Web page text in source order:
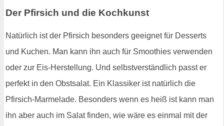
Der Pfirsich und die Kochkunst
Natürlich ist der Pfirsich besonders geeignet für Desserts
und Kuchen. Man kann ihn auch für Smoothies verwenden
oder zur Eis-Herstellung. Und selbstverständlich passt er
perfekt in den Obstsalat. Ein Klassiker ist natürlich die
Pfirsich-Marmelade. Besonders wenn es heiß ist kann man
ihn aber auch im Salat finden, wie wäre es einmal mit der